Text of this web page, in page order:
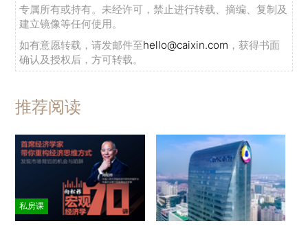
专属所有或持有。未经许可，禁止进行转载、摘编、复制及
建立镜像等任何使用。
如有意愿转载，请发邮件至hello@caixin.com ，获得书面
确认及授权后，方可转载。
推荐阅读
私房课